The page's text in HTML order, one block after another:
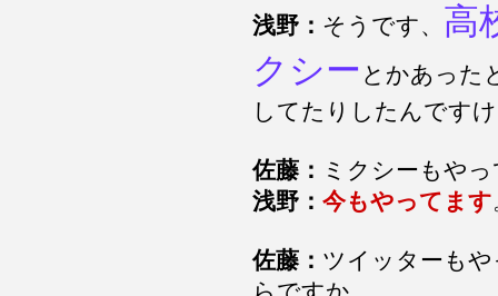
浅野： そうです、 高
クシー とかあった
してたりしたんです
佐藤： ミクシーもや
浅野： 今もやってます
佐藤： ツイッターも